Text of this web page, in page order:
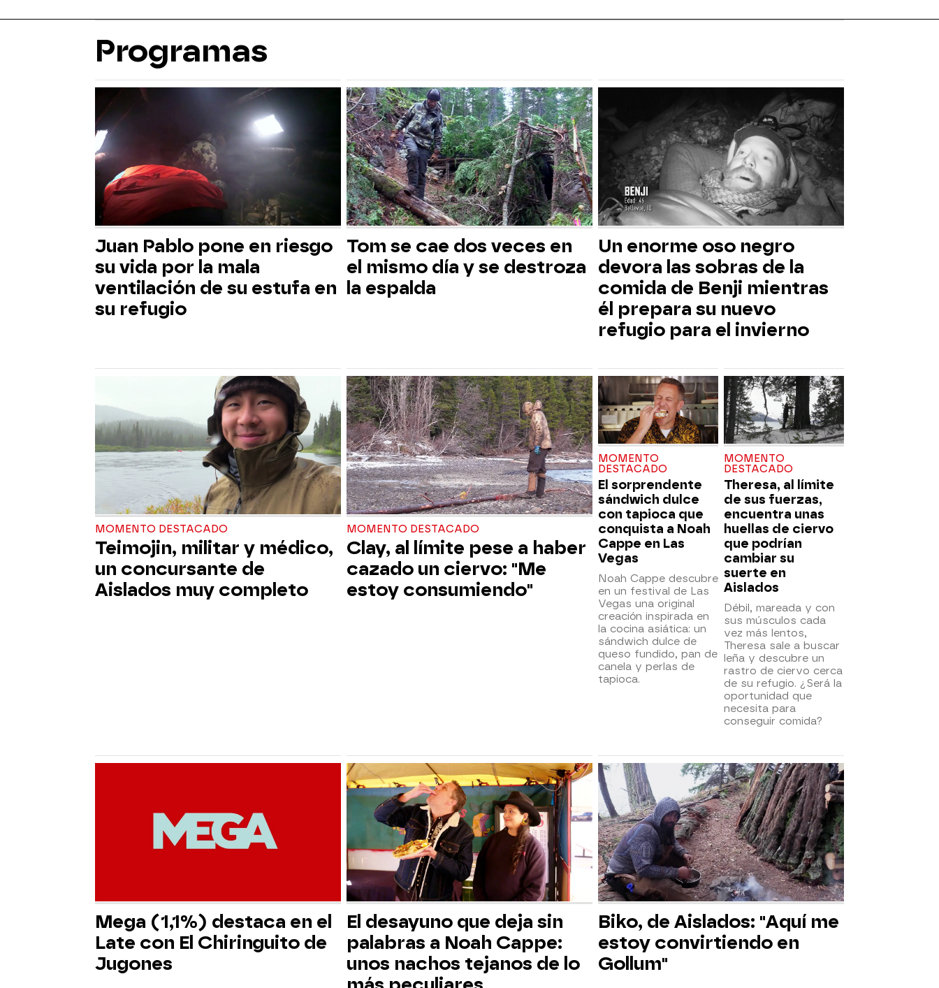
Programas
Juan Pablo pone en riesgo
su vida por la mala
ventilación de su estufa en
su refugio
Tom se cae dos veces en
el mismo día y se destroza
la espalda
Un enorme oso negro
devora las sobras de la
comida de Benji mientras
él prepara su nuevo
refugio para el invierno
MOMENTO DESTACADO
Teimojin, militar y médico,
un concursante de
Aislados muy completo
MOMENTO DESTACADO
Clay, al límite pese a haber
cazado un ciervo: "Me
estoy consumiendo"
MOMENTO
DESTACADO
El sorprendente
sándwich dulce
con tapioca que
conquista a Noah
Cappe en Las
Vegas
Noah Cappe descubre
en un festival de Las
Vegas una original
creación inspirada en
la cocina asiática: un
sándwich dulce de
queso fundido, pan de
canela y perlas de
tapioca.
MOMENTO
DESTACADO
Theresa, al límite
de sus fuerzas,
encuentra unas
huellas de ciervo
que podrían
cambiar su
suerte en
Aislados
Débil, mareada y con
sus músculos cada
vez más lentos,
Theresa sale a buscar
leña y descubre un
rastro de ciervo cerca
de su refugio. ¿Será la
oportunidad que
necesita para
conseguir comida?
Mega (1,1%) destaca en el
Late con El Chiringuito de
Jugones
El desayuno que deja sin
palabras a Noah Cappe:
unos nachos tejanos de lo
Biko, de Aislados: "Aquí me
estoy convirtiendo en
Gollum"